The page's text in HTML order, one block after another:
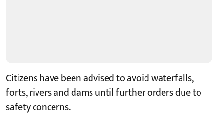
Citizens have been advised to avoid waterfalls,
forts, rivers and dams until further orders due to
safety concerns.